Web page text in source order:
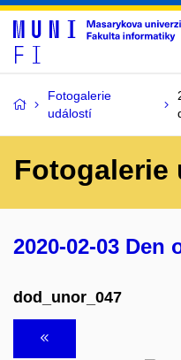
Fotogalerie
událostí
Fotogalerie
2020-02-03 Den
dod_unor_047